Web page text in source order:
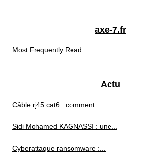
axe-7.fr
Most Frequently Read
Actu
Câble rj45 cat6 : comment...
Sidi Mohamed KAGNASSI : une...
Cyberattaque ransomware :...